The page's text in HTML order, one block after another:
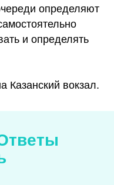
определяют
и определять
Казанский вокзал.